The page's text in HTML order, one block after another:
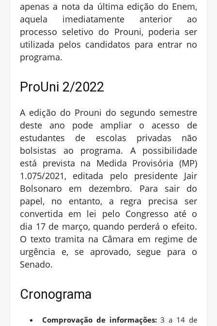
apenas a nota da última edição do Enem,
aquela imediatamente anterior ao
processo seletivo do Prouni, poderia ser
utilizada pelos candidatos para entrar no
programa.
ProUni 2/2022
A edição do Prouni do segundo semestre
deste ano pode ampliar o acesso de
estudantes de escolas privadas não
bolsistas ao programa. A possibilidade
está prevista na Medida Provisória (MP)
1.075/2021, editada pelo presidente Jair
Bolsonaro em dezembro. Para sair do
papel, no entanto, a regra precisa ser
convertida em lei pelo Congresso até o
dia 17 de março, quando perderá o efeito.
O texto tramita na Câmara em regime de
urgência e, se aprovado, segue para o
Senado.
Cronograma
Comprovação de informações:3 a 14 de